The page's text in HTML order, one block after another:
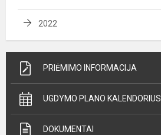
2022
PRIĖMIMO INFORMACIJA
UGDYMO PLANO KALENDORIUS
DOKUMENTAI